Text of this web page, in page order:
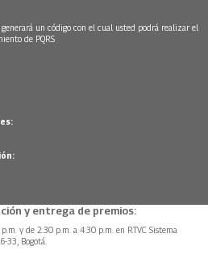
un código con el cual usted podrá realizar el
de PQRS
y entrega de premios:
y de 2:30 p.m. a 4:30 p.m. en RTVC Sistema
33, Bogotá.